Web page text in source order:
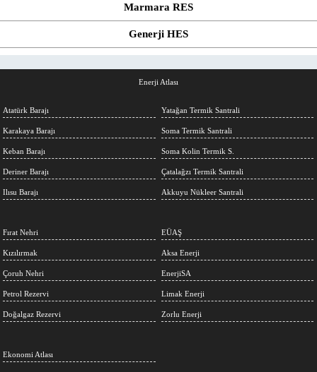
Marmara RES
Generji HES
Enerji Atlası
Atatürk Barajı
Karakaya Barajı
Keban Barajı
Deriner Barajı
Ilısu Barajı
Yatağan Termik Santrali
Soma Termik Santrali
Soma Kolin Termik S.
Çatalağzı Termik Santrali
Akkuyu Nükleer Santrali
Fırat Nehri
Kızılırmak
Çoruh Nehri
Petrol Rezervi
Doğalgaz Rezervi
EÜAŞ
Aksa Enerji
EnerjiSA
Limak Enerji
Zorlu Enerji
Ekonomi Atlası